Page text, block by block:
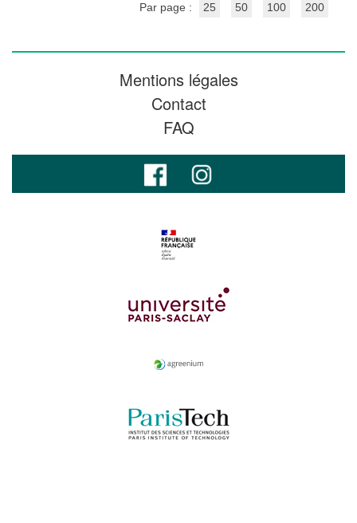
Par page :
25 50 100 200
Mentions légales
Contact
FAQ